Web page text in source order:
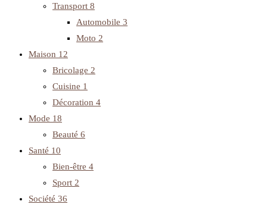
Transport 8
Automobile 3
Moto 2
Maison 12
Bricolage 2
Cuisine 1
Décoration 4
Mode 18
Beauté 6
Santé 10
Bien-être 4
Sport 2
Société 36